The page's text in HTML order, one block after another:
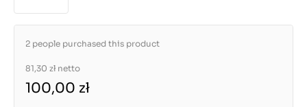
2 people purchased this product
81,30 zł netto
100,00 zł